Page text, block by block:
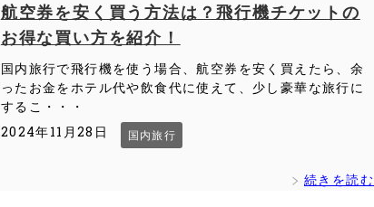
航空券を安く買う方法は？飛行機チケットの
お得な買い方を紹介！
国内旅行で飛行機を使う場合、航空券を安く買えたら、余
ったお金をホテル代や飲食代に使えて、少し豪華な旅行に
するこ・・・
2024年11月28日
国内旅行
続きを読む